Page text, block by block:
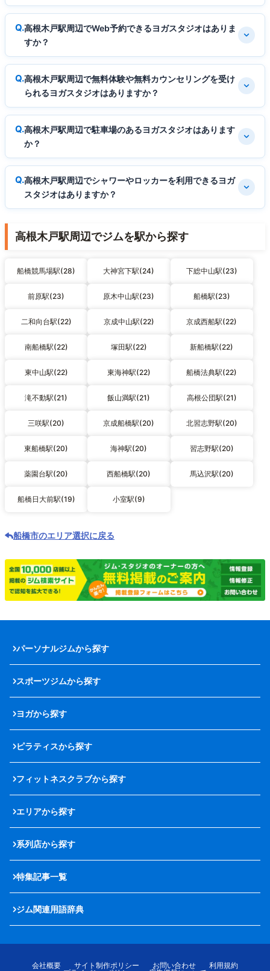
高根木戸駅周辺でWeb予約できるヨガスタジオはありま
すか？
高根木戸駅周辺で無料体験や無料カウンセリングを受け
られるヨガスタジオはありますか？
高根木戸駅周辺で駐車場のあるヨガスタジオはあります
か？
高根木戸駅周辺でシャワーやロッカーを利用できるヨガ
スタジオはありますか？
高根木戸駅周辺でジムを駅から探す
船橋競馬場駅(28) 大神宮下駅(24) 下総中山駅(23)
前原駅(23) 原木中山駅(23) 船橋駅(23)
二和向台駅(22) 京成中山駅(22) 京成西船駅(22)
南船橋駅(22) 塚田駅(22) 新船橋駅(22)
東中山駅(22) 東海神駅(22) 船橋法典駅(22)
滝不動駅(21) 飯山満駅(21) 高根公団駅(21)
三咲駅(20) 京成船橋駅(20) 北習志野駅(20)
東船橋駅(20) 海神駅(20) 習志野駅(20)
薬園台駅(20) 西船橋駅(20) 馬込沢駅(20)
船橋日大前駅(19) 小室駅(9)
船橋市のエリア選択に戻る
パーソナルジムから探す
スポーツジムから探す
ヨガから探す
ピラティスから探す
フィットネスクラブから探す
エリアから探す
系列店から探す
特集記事一覧
ジム関連用語辞典
会社概要 サイト制作ポリシー お問い合わせ
利用規約